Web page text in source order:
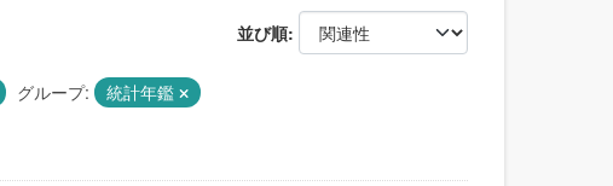
並び順
グループ:
統計年鑑